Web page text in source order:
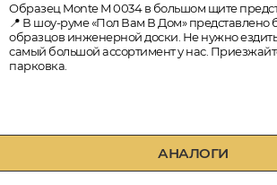
Образец Monte M 0034 в большом щите
📍 В шоу-руме «Пол Вам В Дом» представлено
образцов инженерной доски. Не нужно
самый большой ассортимент у нас.
парковка.
АНАЛОГИ